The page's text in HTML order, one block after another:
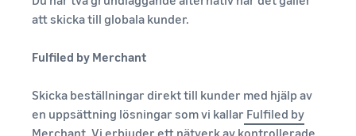
att skicka till globala kunder.
Fulfiled by Merchant
Skicka beställningar direkt till kunder med hjälp av
en uppsättning lösningar som vi kallar Fulfiled by
Merchant. Vi erbjuder ett nätverk av kontrollerade